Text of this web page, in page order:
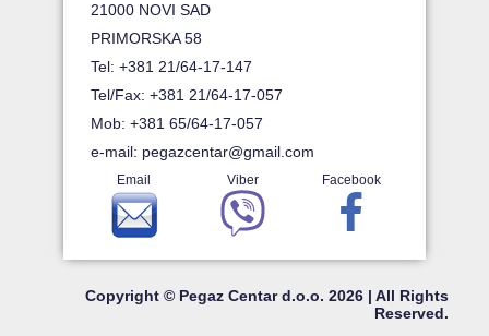
21000 NOVI SAD
PRIMORSKA 58
Tel: +381 21/64-17-147
Tel/Fax: +381 21/64-17-057
Mob: +381 65/64-17-057
e-mail: pegazcentar@gmail.com
Email Viber Facebook
Copyright © Pegaz Centar d.o.o. 2026 | All Rights
Reserved.